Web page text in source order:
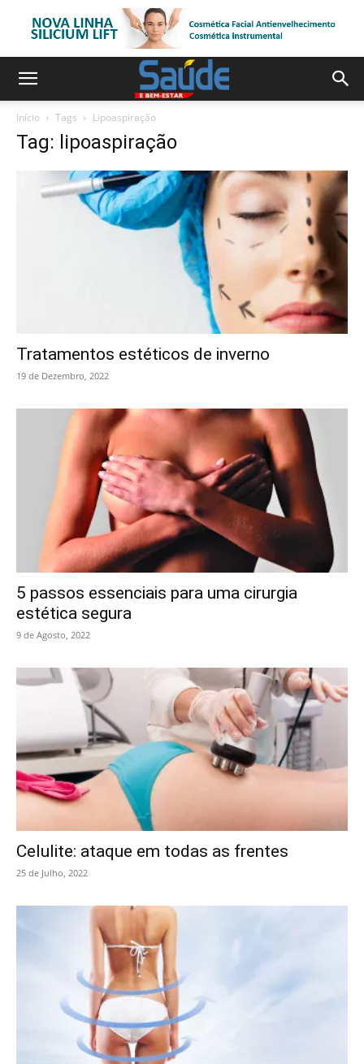
Início Tags Lipoaspiração
Tag: lipoaspiração
Tratamentos estéticos de inverno
19 de Dezembro, 2022
5 passos essenciais para uma cirurgia
estética segura
9 de Agosto, 2022
Celulite: ataque em todas as frentes
25 de Julho, 2022